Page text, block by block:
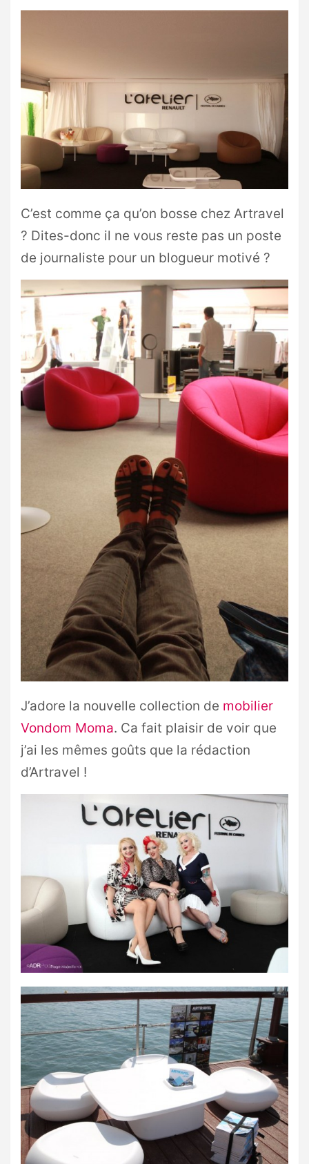
C’est comme ça qu’on bosse chez Artravel
? Dites-donc il ne vous reste pas un poste
de journaliste pour un blogueur motivé ?
J’adore la nouvelle collection de mobilier
Vondom Moma. Ca fait plaisir de voir que
j’ai les mêmes goûts que la rédaction
d’Artravel !